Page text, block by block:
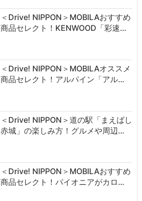
＜Drive! NIPPON＞MOBILAおすすめ
商品セレクト！KENWOOD「彩速…
＜Drive! NIPPON＞MOBILAオススメ
商品セレクト！アルパイン「アル…
＜Drive! NIPPON＞道の駅「まえばし
赤城」の楽しみ方！グルメや周辺…
＜Drive! NIPPON＞MOBILAおすすめ
商品セレクト！パイオニアがカロ…